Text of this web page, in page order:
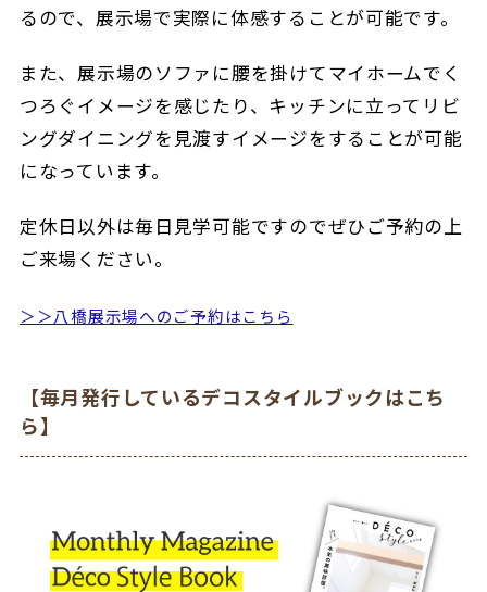
るので、展示場で実際に体感することが可能です。
また、展示場のソファに腰を掛けてマイホームでく
つろぐイメージを感じたり、キッチンに立ってリビ
ングダイニングを見渡すイメージをすることが可能
になっています。
定休日以外は毎日見学可能ですのでぜひご予約の上
ご来場ください。
＞＞八橋展示場へのご予約はこちら
【毎月発行しているデコスタイルブックはこち
ら】